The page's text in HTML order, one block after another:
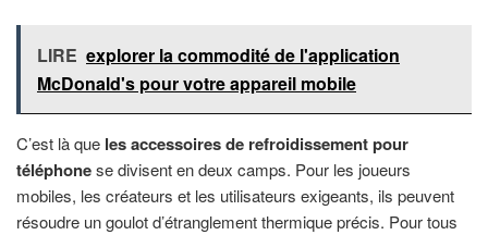
LIRE explorer la commodité de l'application
McDonald's pour votre appareil mobile
C’est là que les accessoires de refroidissement pour
téléphonese divisent en deux camps. Pour les joueurs
mobiles, les créateurs et les utilisateurs exigeants, ils peuvent
résoudre un goulot d’étranglement thermique précis. Pour tous